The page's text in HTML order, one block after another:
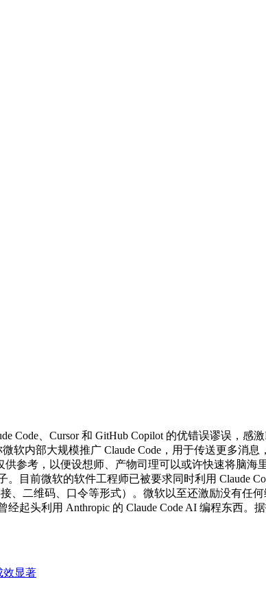
、Cursor 和 GitHub Copilot 的优错误谬误，感
软内部大规模推广 Claude Code，用于传送更多消
参考，以便设想师、产物司理可以或许快速将脑海
目前微软的软件工程师已被要求同时利用 Claude
二维码、口令等形式）。微软以至还激励没有任
经起头利用 Anthropic 的 Claude Code AI 编程东西
效显著